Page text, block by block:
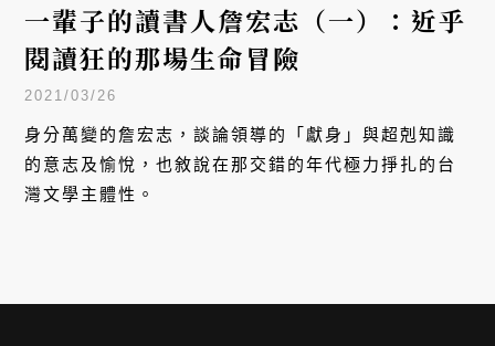
一輩子的讀書人詹宏志（一）：近乎
閱讀狂的那場生命冒險
2021/03/26
身分萬變的詹宏志，談論領導的「獻身」與超剋知識
的意志及愉悅，也敘說在那交錯的年代極力掙扎的台
灣文學主體性。